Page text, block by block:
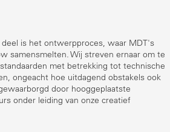
is het ontwerpproces, waar MDT's
samensmelten. Wij streven ernaar om te
met betrekking tot technische
ongeacht hoe uitdagend obstakels ook
door hooggeplaatste
onder leiding van onze creatief